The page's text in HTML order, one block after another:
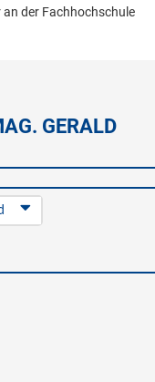
der Fachhochschule
GERALD